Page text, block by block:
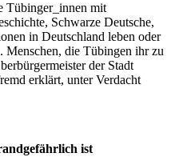
Tübinger_innen mit
Schwarze Deutsche,
in Deutschland leben oder
Menschen, die Tübingen ihr zu
der Stadt
erklärt, unter Verdacht
ist